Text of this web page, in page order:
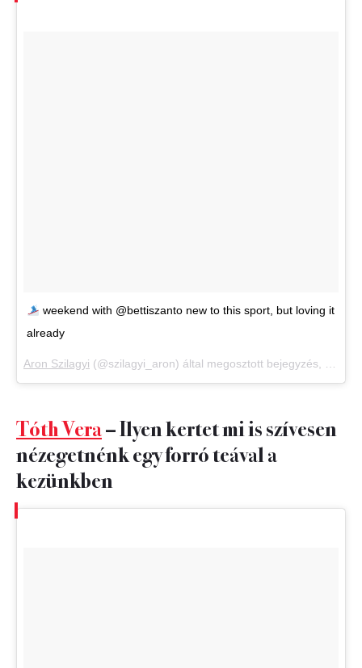
weekend with @bettiszanto new to this sport, but loving it
already
Aron Szilagyi (@szilagyi_aron) által megosztott bejegyzés,
Tóth Vera– Ilyen kertet mi is szívesen
nézegetnénk egy forró teával a
kezünkben